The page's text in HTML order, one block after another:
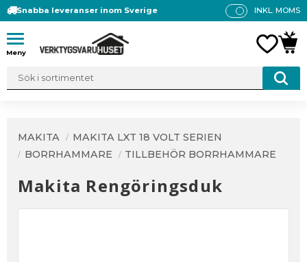
Meny
Snabba leveranser inom Sverige
P
S
INKL. MOMS
MAKITA
MAKITA LXT 18 VOLT SERIEN
BORRHAMMARE
TILLBEHÖR BORRHAMMARE
Makita Rengöringsduk